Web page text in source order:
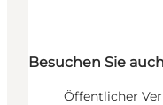
Besuchen Sie auch
Öffentlicher